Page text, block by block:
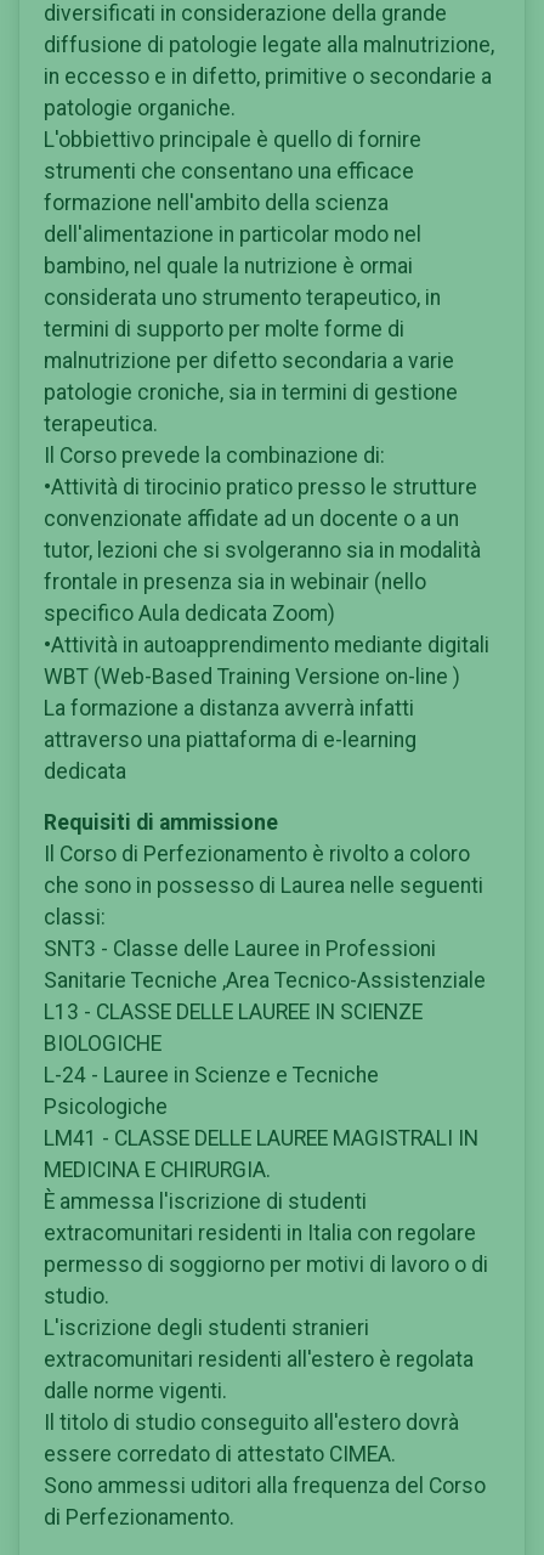
diversificati in considerazione della grande
diffusione di patologie legate alla malnutrizione,
in eccesso e in difetto, primitive o secondarie a
patologie organiche.
L'obbiettivo principale è quello di fornire
strumenti che consentano una efficace
formazione nell'ambito della scienza
dell'alimentazione in particolar modo nel
bambino, nel quale la nutrizione è ormai
considerata uno strumento terapeutico, in
termini di supporto per molte forme di
malnutrizione per difetto secondaria a varie
patologie croniche, sia in termini di gestione
terapeutica.
Il Corso prevede la combinazione di:
•Attività di tirocinio pratico presso le strutture
convenzionate affidate ad un docente o a un
tutor, lezioni che si svolgeranno sia in modalità
frontale in presenza sia in webinair (nello
specifico Aula dedicata Zoom)
•Attività in autoapprendimento mediante digitali
WBT (Web-Based Training Versione on-line )
La formazione a distanza avverrà infatti
attraverso una piattaforma di e-learning
dedicata
Requisiti di ammissione
Il Corso di Perfezionamento è rivolto a coloro
che sono in possesso di Laurea nelle seguenti
classi:
SNT3 - Classe delle Lauree in Professioni
Sanitarie Tecniche ,Area Tecnico-Assistenziale
L13 - CLASSE DELLE LAUREE IN SCIENZE
BIOLOGICHE
L-24 - Lauree in Scienze e Tecniche
Psicologiche
LM41 - CLASSE DELLE LAUREE MAGISTRALI IN
MEDICINA E CHIRURGIA.
È ammessa l'iscrizione di studenti
extracomunitari residenti in Italia con regolare
permesso di soggiorno per motivi di lavoro o di
studio.
L'iscrizione degli studenti stranieri
extracomunitari residenti all'estero è regolata
dalle norme vigenti.
Il titolo di studio conseguito all'estero dovrà
essere corredato di attestato CIMEA.
Sono ammessi uditori alla frequenza del Corso
di Perfezionamento.